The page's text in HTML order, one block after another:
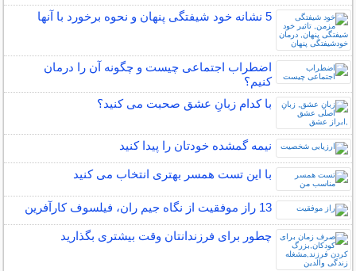
5 نشانه خود شیفتگی پنهان و نحوه برخورد با آنها
اضطراب اجتماعی چیست و چگونه آن را درمان
کنیم؟
با کدام زبانِ عشق صحبت می کنید؟
نیمه‌ گمشده خودتان را پیدا کنید
با این تست همسر بهتری انتخاب می کنید
13 راز موفقیت از نگاه جیم ران، فیلسوف کارآفرین
چطور برای فرزندانتان وقت بیشتری بگذارید